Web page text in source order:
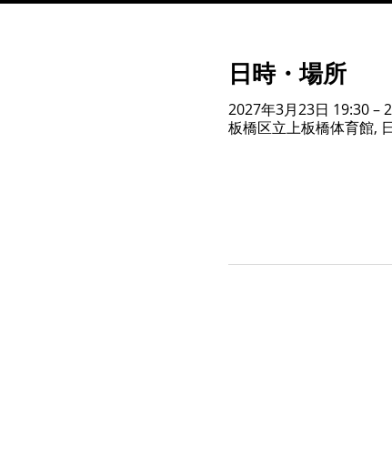
日時・場所
2027年3月23日 19:30 –
板橋区立上板橋体育館,